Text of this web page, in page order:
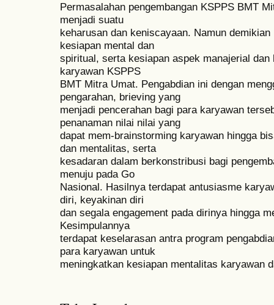
Permasalahan pengembangan KSPPS BMT
menjadi suatu
keharusan dan keniscayaan. Namun
kesiapan mental dan
spiritual, serta kesiapan aspek manajerial
karyawan KSPPS
BMT Mitra Umat. Pengabdian ini dengan
pengarahan, brieving yang
menjadi pencerahan bagi para karyawan
penanaman nilai nilai yang
dapat mem-brainstorming karyawan hingga
dan mentalitas, serta
kesadaran dalam berkonstribusi bagi
menuju pada Go
Nasional. Hasilnya terdapat antusiasme
diri, keyakinan diri
dan segala engagement pada dirinya hingga
Kesimpulannya
terdapat keselarasan antra program
para karyawan untuk
meningkatkan kesiapan mentalitas karyawan